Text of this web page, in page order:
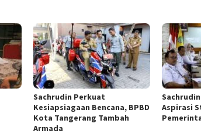
Sachrudin Perkuat
Kesiapsiagaan Bencana, BPBD
Kota Tangerang Tambah
Armada
Aspirasi